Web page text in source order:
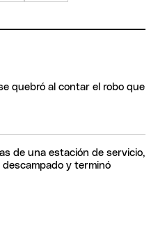
quebró al contar el robo que
de una estación de servicio,
y terminó